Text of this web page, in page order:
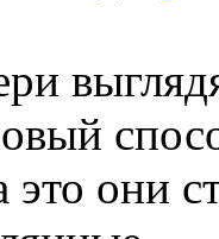
это они